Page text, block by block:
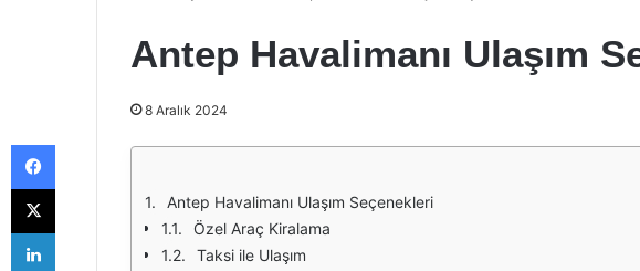
Antep Havalimanı Ulaşım
8 Aralık 2024
Antep Havalimanı Ulaşım Seçenekleri
Özel Araç Kiralama
Taksi ile Ulaşım
Facebook
X
LinkedIn